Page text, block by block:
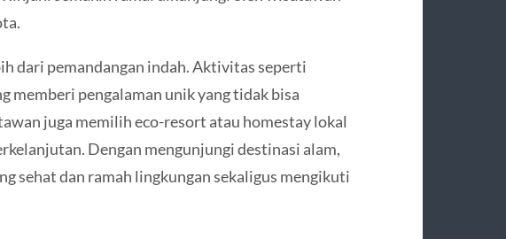
dari pemandangan indah. Aktivitas seperti
memberi pengalaman unik yang tidak bisa
juga memilih eco-resort atau homestay lokal
Dengan mengunjungi destinasi alam,
sehat dan ramah lingkungan sekaligus mengikuti